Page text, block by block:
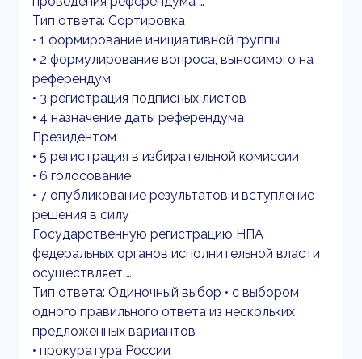
Тип ответа: Сортировка
• 1 формирование инициативной группы
• 2 формулирование вопроса, выносимого на
референдум
• 3 регистрация подписных листов
• 4 назначение даты референдума
Президентом
• 5 регистрация в избирательной комиссии
• 6 голосование
• 7 опубликование результатов и вступление
решения в силу
Государственную регистрацию НПА
федеральных органов исполнительной власти
осуществляет …
Тип ответа: Одиночный выбор • с выбором
одного правильного ответа из нескольких
предложенных вариантов
• прокуратура России